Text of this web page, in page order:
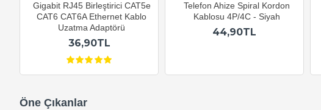
Gigabit RJ45 Birleştirici CAT5e
CAT6 CAT6A Ethernet Kablo
Uzatma Adaptörü
36,90TL
Telefon Ahize Spiral Kordon
Kablosu 4P/4C - Siyah
44,90TL
Öne Çıkanlar